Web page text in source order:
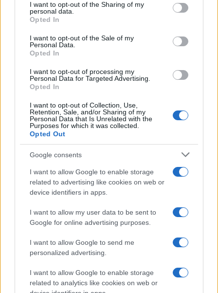
disclose it to other third parties.
Please note that this website/app uses one or more Google
services and may gather and store information including but
not limited to your visit or usage behaviour. You may click to
grant or deny consent to Google and its third-party tags to
consent section.
I want to opt-out of the Sharing of my
personal data.
Opted In
I want to opt-out of the Sale of my
Personal Data.
Opted In
I want to opt-out of processing my
Personal Data for Targeted Advertising.
Opted In
I want to opt-out of Collection, Use,
Retention, Sale, and/or Sharing of my
Personal Data that Is Unrelated with the
Purposes for which it was collected.
Opted Out
Google consents
I want to allow Google to enable storage
related to advertising like cookies on web or
device identifiers in apps.
I want to allow my user data to be sent to
Google for online advertising purposes.
I want to allow Google to send me
personalized advertising.
I want to allow Google to enable storage
related to analytics like cookies on web or